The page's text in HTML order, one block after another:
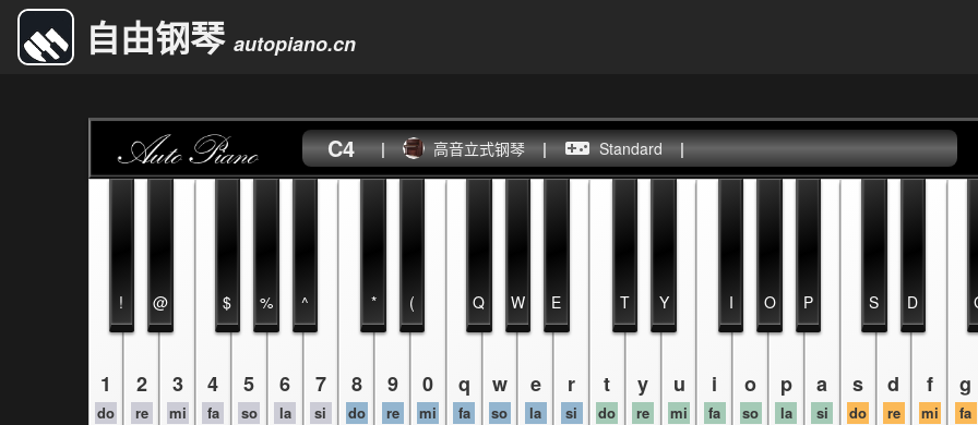
自由钢琴 autopiano.cn
C4 | 高音立式钢琴 | Standard |
1
do
2
re
3
mi
4
fa
5
so
6
la
7
si
8
do
9
re
0
mi
q
fa
w
so
e
la
r
si
t
do
y
re
u
mi
i
fa
o
so
p
la
a
si
s
do
d
re
f
mi
g
fa
! @ $ % ^ * ( Q W E T Y I O P S D